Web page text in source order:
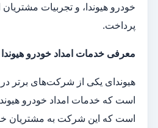
خودرو هیوندا، و تجربیات
پرداخت.
معرفی خدمات امداد خودرو هیوندا
هیوندای یکی از شرکت‌های برتر
است که خدمات امداد خودرو
است که این شرکت به مشتریان